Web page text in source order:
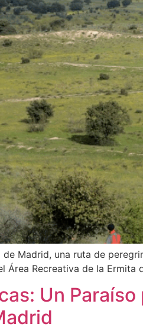
Madrid, una ruta de
Área Recreativa de la Ermita
Un